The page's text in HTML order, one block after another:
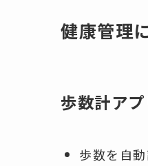
健康管理
歩数計アプ
歩数を自